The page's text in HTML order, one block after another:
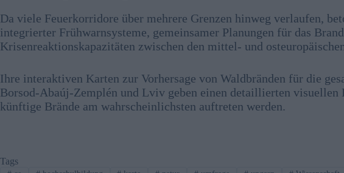
Da viele Feuerkorridore über mehrere Grenzen hinweg verlaufen,
integrierter Frühwarnsysteme, gemeinsamer Planungen für das
Krisenreaktionskapazitäten zwischen den mittel- und
Ihre interaktiven Karten zur Vorhersage von Waldbränden für die
Borsod-Abaúj-Zemplén und Lviv geben einen detaillierten visuellen
künftige Brände am wahrscheinlichsten auftreten werden.
Tags